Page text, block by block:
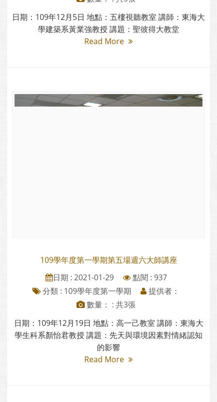
日期：109年12月5日 地點：五樓視聽教室 講師：東海大
學建築系黃業強教授 講題：聖彼得大教堂
Read More
109學年度第一學期第五場週六大師講座
日期 : 2021-01-29
點閱 : 937
分類 : 109學年度第一學期
提供者：
數量： : 共3張
日期：109年12月19日 地點：高一己教室 講師：東海大
學生科系顏怡君教授 講題：先天與環境因素對情緒認知
的影響
Read More